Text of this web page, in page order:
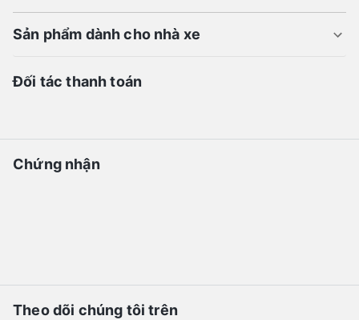
Sản phẩm dành cho nhà xe
Đối tác thanh toán
Chứng nhận
Theo dõi chúng tôi trên